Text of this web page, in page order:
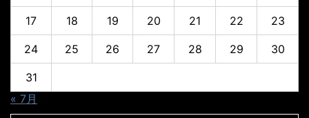
17 18 19 20 21 22 23
24 25 26 27 28 29 30
31
« 7月